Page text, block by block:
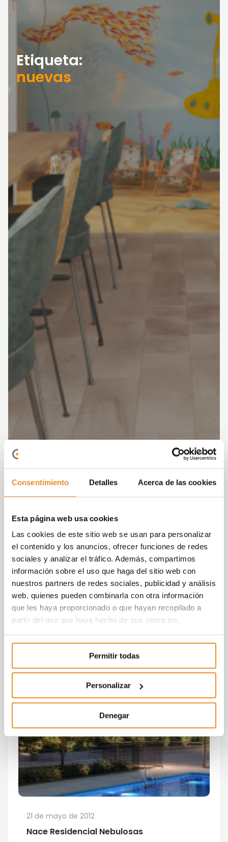
Consentimiento Detalles Acerca de las cookies
Esta página web usa cookies
Las cookies de este sitio web se usan para personalizar
el contenido y los anuncios, ofrecer funciones de redes
sociales y analizar el tráfico. Además, compartimos
información sobre el uso que haga del sitio web con
nuestros partners de redes sociales, publicidad y análisis
web, quienes pueden combinarla con otra información
que les haya proporcionado o que hayan recopilado a
partir del uso que haya hecho de sus servicios.
Permitir todas
Personalizar
Denegar
Etiqueta:
nuevas
Nace Residencial Nebulosas
21 de mayo de 2012